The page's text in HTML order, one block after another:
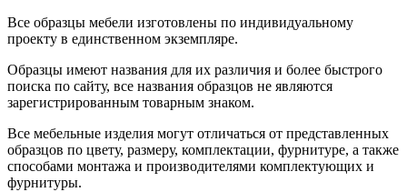
Все образцы мебели изготовлены по индивидуальному
проекту в единственном экземпляре.
Образцы имеют названия для их различия и более быстрого
поиска по сайту, все названия образцов не являются
зарегистрированным товарным знаком.
Все мебельные изделия могут отличаться от представленных
образцов по цвету, размеру, комплектации, фурнитуре, а также
способами монтажа и производителями комплектующих и
фурнитуры.